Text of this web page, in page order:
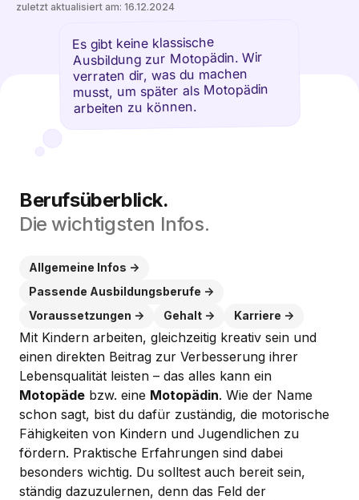
zuletzt aktualisiert am: 16.12.2024
Freie Plätze entdecken
Es gibt keine klassische
Ausbildung zur Motopädin. Wir
verraten dir, was du machen
musst, um später als Motopädin
arbeiten zu können.
Berufsüberblick.
Die wichtigsten Infos.
Allgemeine Infos
Passende Ausbildungsberufe
Voraussetzungen
Gehalt Karriere
Mit Kindern arbeiten, gleichzeitig kreativ sein und
einen direkten Beitrag zur Verbesserung ihrer
Lebensqualität leisten – das alles kann ein
Motopäde bzw. eine Motopädin. Wie der Name
schon sagt, bist du dafür zuständig, die motorische
Fähigkeiten von Kindern und Jugendlichen zu
fördern. Praktische Erfahrungen sind dabei
besonders wichtig. Du solltest auch bereit sein,
ständig dazuzulernen, denn das Feld der